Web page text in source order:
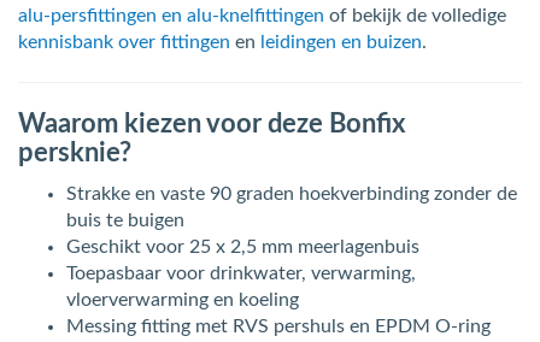
alu-persfittingen en alu-knelfittingen of bekijk de volledige
kennisbank over fittingen en leidingen en buizen.
Waarom kiezen voor deze Bonfix
persknie?
Strakke en vaste 90 graden hoekverbinding zonder de
buis te buigen
Geschikt voor 25 x 2,5 mm meerlagenbuis
Toepasbaar voor drinkwater, verwarming,
vloerverwarming en koeling
Messing fitting met RVS pershuls en EPDM O-ring